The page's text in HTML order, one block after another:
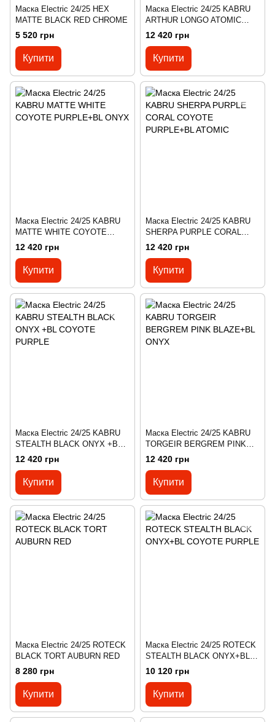
Маска Electric 24/25 HEX
MATTE BLACK RED CHROME
5 520 грн
Купити
Маска Electric 24/25 KABRU
ARTHUR LONGO ATOMIC
MINT+BL ONYX
12 420 грн
Купити
Маска Electric 24/25 KABRU
MATTE WHITE COYOTE
PURPLE+BL ONYX
12 420 грн
Купити
Маска Electric 24/25 KABRU
SHERPA PURPLE CORAL
COYOTE PURPLE+BL
12 420 грн
Купити
Маска Electric 24/25 KABRU
STEALTH BLACK ONYX +BL
COYOTE PURPLE
12 420 грн
Купити
Маска Electric 24/25 KABRU
TORGEIR BERGREM PINK
BLAZE+BL ONYX
12 420 грн
Купити
Маска Electric 24/25 ROTECK
BLACK TORT AUBURN RED
8 280 грн
Купити
Маска Electric 24/25 ROTECK
STEALTH BLACK ONYX+BL
COYOTE PURPLE
10 120 грн
Купити